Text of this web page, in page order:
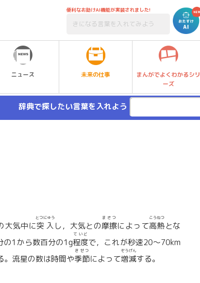
便利なお助けAI機能が実装されました!
ニュース 未来の仕事
まんがでよくわかるシリ
ーズ
辞典で探したい言葉を入れよう
大気中に突入
とつにゅう
し，大気との摩擦
まさつ
によって高熱
こうねつ
とな
の1から数百分の1g程度
ていど
で，これが秒速20〜70km
。流星の数は時間や季節
きせつ
によって増減
ぞうげん
する。